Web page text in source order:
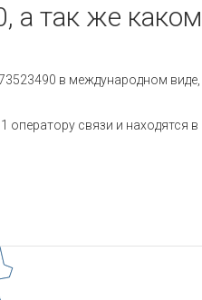
а так же
в международном
связи и находятся в